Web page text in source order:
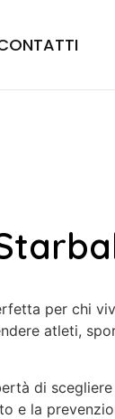
per chi
atleti,
di
e la